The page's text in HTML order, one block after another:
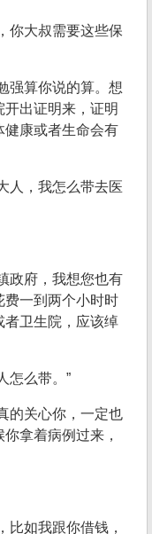
你大叔需要这些保
强算你说的算。想
出证明来，证明
健康或者生命会有
人，我怎么带去医
政府，我想您也有
费一到两个小时时
者卫生院，应该绰
怎么带。”
的关心你，一定也
拿着病例过来，
比如我跟你借钱，